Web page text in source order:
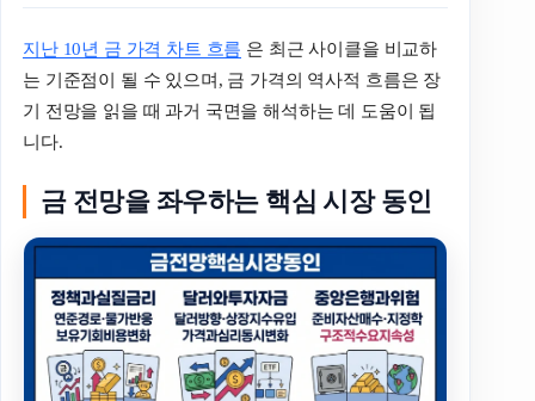
지난 10년 금 가격 차트 흐름 은 최근 사이클을 비교하
는 기준점이 될 수 있으며, 금 가격의 역사적 흐름은 장
기 전망을 읽을 때 과거 국면을 해석하는 데 도움이 됩
니다.
금 전망을 좌우하는 핵심 시장 동인